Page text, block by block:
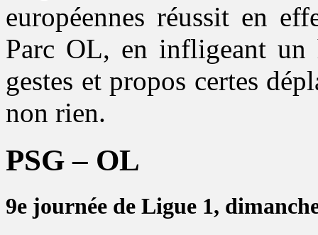
européennes réussit en
Parc OL, en infligeant un
gestes et propos certes
non rien.
PSG – OL
9e journée de Ligue 1,